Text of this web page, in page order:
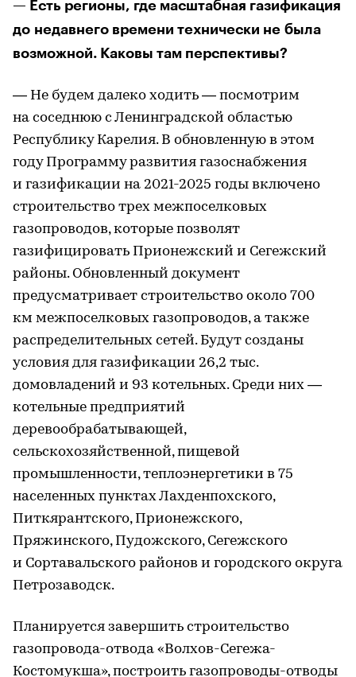
— Есть регионы, где масштабная газификация
до недавнего времени технически не была
возможной. Каковы там перспективы?
— Не будем далеко ходить — посмотрим
на соседнюю с Ленинградской областью
Республику Карелия. В обновленную в этом
году Программу развития газоснабжения
и газификации на 2021-2025 годы включено
строительство трех межпоселковых
газопроводов, которые позволят
газифицировать Прионежский и Сегежский
районы. Обновленный документ
предусматривает строительство около 700
км межпоселковых газопроводов, а также
распределительных сетей. Будут созданы
условия для газификации 26,2 тыс.
домовладений и 93 котельных. Среди них —
котельные предприятий
деревообрабатывающей,
сельскохозяйственной, пищевой
промышленности, теплоэнергетики в 75
населенных пунктах Лахденпохского,
Питкярантского, Прионежского,
Пряжинского, Пудожского, Сегежского
и Сортавальского районов и городского округа
Петрозаводск.
Планируется завершить строительство
газопровода-отвода «Волхов-Сегежа-
Костомукша», построить газопроводы-отводы